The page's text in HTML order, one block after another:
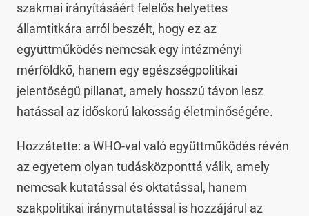
szakmai irányításáért felelős helyettes
államtitkára arról beszélt, hogy ez az
együttműködés nemcsak egy intézményi
mérföldkő, hanem egy egészségpolitikai
jelentőségű pillanat, amely hosszú távon lesz
hatással az időskorú lakosság életminőségére.
Hozzátette: a WHO-val való együttműködés révén
az egyetem olyan tudásközponttá válik, amely
nemcsak kutatással és oktatással, hanem
szakpolitikai iránymutatással is hozzájárul az